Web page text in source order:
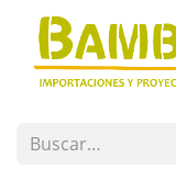
Ir al contenido